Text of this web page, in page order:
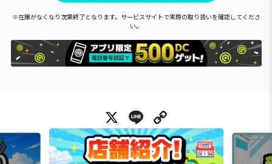
※在庫がなくなり次第終了となります。サービスサイトで実際の取り扱いを確認してくださ
い。
X Line